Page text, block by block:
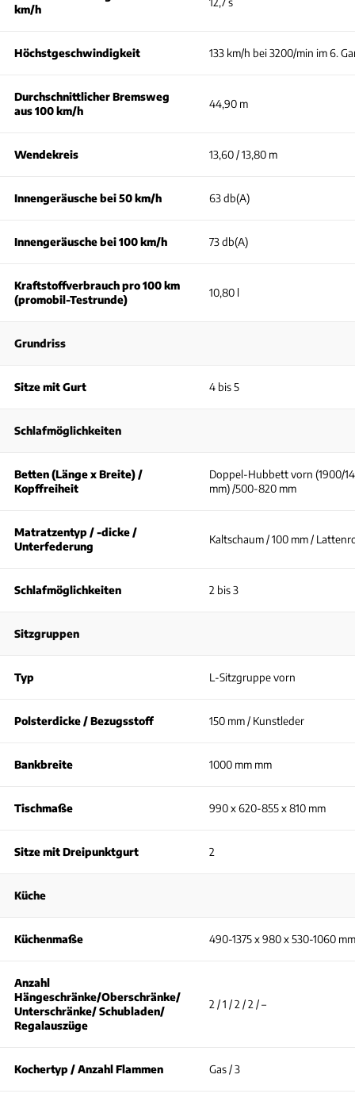
km/h
Höchstgeschwindigkeit 133 km/h bei 3200/min im 6.
Durchschnittlicher Bremsweg
aus 100 km/h
44,90 m
Wendekreis 13,60 / 13,80 m
Innengeräusche bei 50 km/h 63 db(A)
Innengeräusche bei 100 km/h 73 db(A)
Kraftstoffverbrauch pro 100 km
(promobil-Testrunde)
10,80 l
Grundriss
Sitze mit Gurt 4 bis 5
Schlafmöglichkeiten
Betten (Länge x Breite) /
Kopffreiheit
Doppel-Hubbett vorn (1900/
mm) /500-820 mm
Matratzentyp / -dicke /
Unterfederung
Kaltschaum / 100 mm /
Schlafmöglichkeiten 2 bis 3
Sitzgruppen
Typ L-Sitzgruppe vorn
Polsterdicke / Bezugsstoff 150 mm / Kunstleder
Bankbreite 1000 mm mm
Tischmaße 990 x 620-855 x 810 mm
Sitze mit Dreipunktgurt 2
Küche
Küchenmaße 490-1375 x 980 x 530-1060 mm
Anzahl
Hängeschränke/Oberschränke/
Unterschränke/ Schubladen/
Regalauszüge
2 / 1 / 2 / 2 / –
Kochertyp / Anzahl Flammen Gas / 3